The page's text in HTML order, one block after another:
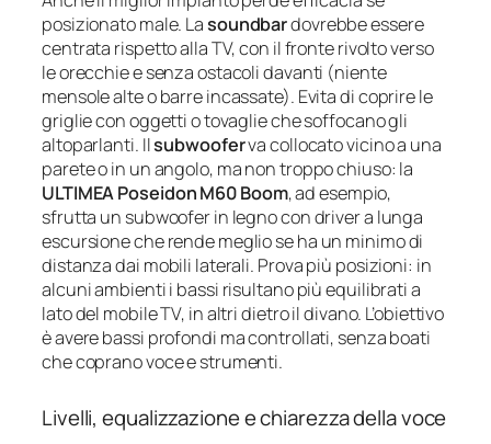
posizionato male. Lasoundbardovrebbe essere
centrata rispetto alla TV, con il fronte rivolto verso
le orecchie e senza ostacoli davanti (niente
mensole alte o barre incassate). Evita di coprire le
griglie con oggetti o tovaglie che soffocano gli
altoparlanti. Ilsubwooferva collocato vicino a una
parete o in un angolo, ma non troppo chiuso: la
ULTIMEA Poseidon M60 Boom, ad esempio,
sfrutta un subwoofer in legno con driver a lunga
escursione che rende meglio se ha un minimo di
distanza dai mobili laterali. Prova più posizioni: in
alcuni ambienti i bassi risultano più equilibrati a
lato del mobile TV, in altri dietro il divano. L’obiettivo
è avere bassi profondi ma controllati, senza boati
che coprano voce e strumenti.
Livelli, equalizzazione e chiarezza della voce